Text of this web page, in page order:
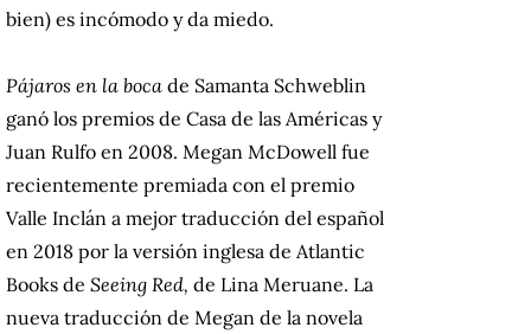
bien) es incómodo y da miedo.
Pájaros en la boca de Samanta Schweblin
ganó los premios de Casa de las Américas y
Juan Rulfo en 2008. Megan McDowell fue
recientemente premiada con el premio
Valle Inclán a mejor traducción del español
en 2018 por la versión inglesa de Atlantic
Books de Seeing Red, de Lina Meruane. La
nueva traducción de Megan de la novela